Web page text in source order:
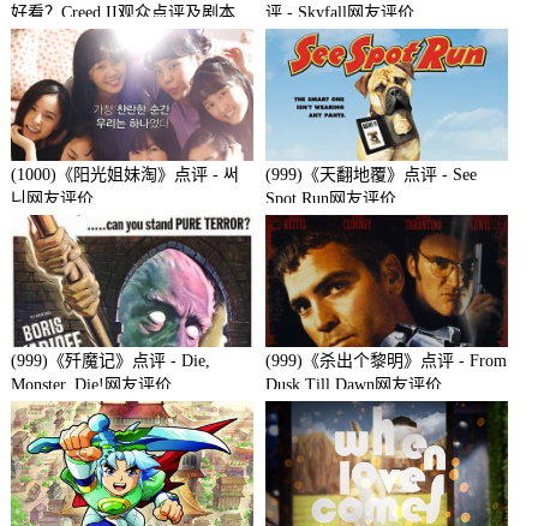
好看？Creed II观众点评及剧本
评 - Skyfall网友评价
(1000)《阳光姐妹淘》点评 - 써
니网友评价
(999)《天翻地覆》点评 - See
Spot Run网友评价
(999)《歼魔记》点评 - Die,
Monster, Die!网友评价
(999)《杀出个黎明》点评 - From
Dusk Till Dawn网友评价